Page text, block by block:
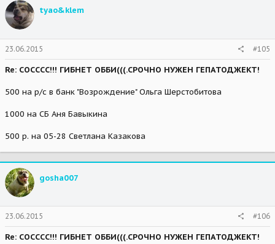
tyao&klem
23.06.2015 #105
Re: СОСССС!!! ГИБНЕТ ОББИ(((.СРОЧНО НУЖЕН ГЕПАТОДЖЕКТ!
500 на р/с в банк "Возрождение" Ольга Шерстобитова
1000 на СБ Аня Бавыкина
500 р. на 05-28 Светлана Казакова
gosha007
23.06.2015 #106
Re: СОСССС!!! ГИБНЕТ ОББИ(((.СРОЧНО НУЖЕН ГЕПАТОДЖЕКТ!